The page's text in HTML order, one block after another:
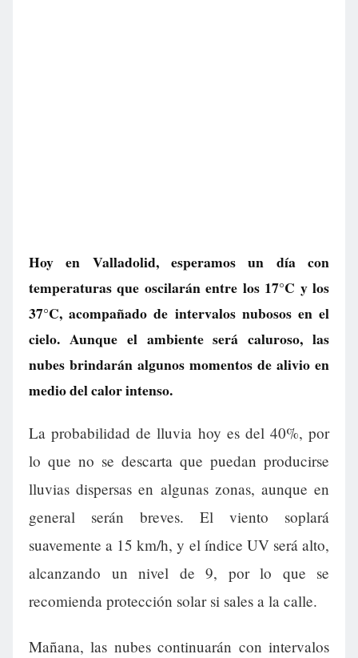
Hoy en Valladolid, esperamos un día con
temperaturas que oscilarán entre los 17°C y los
37°C, acompañado de intervalos nubosos en el
cielo. Aunque el ambiente será caluroso, las
nubes brindarán algunos momentos de alivio en
medio del calor intenso.
La probabilidad de lluvia hoy es del 40%, por
lo que no se descarta que puedan producirse
lluvias dispersas en algunas zonas, aunque en
general serán breves. El viento soplará
suavemente a 15 km/h, y el índice UV será alto,
alcanzando un nivel de 9, por lo que se
recomienda protección solar si sales a la calle.
Mañana, las nubes continuarán con intervalos